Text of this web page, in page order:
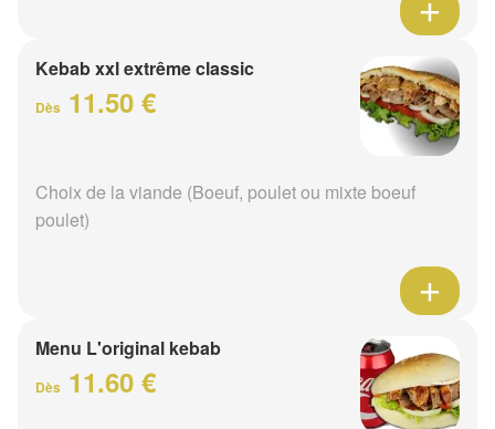
Kebab xxl extrême classic
Dès 11.50 €
Choix de la viande (Boeuf, poulet ou mixte boeuf
poulet)
Menu L'original kebab
Dès 11.60 €